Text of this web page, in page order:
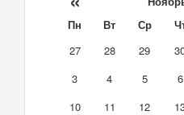
Пн Вт Ср
27
28 29
3
4 5 6
10
11 12